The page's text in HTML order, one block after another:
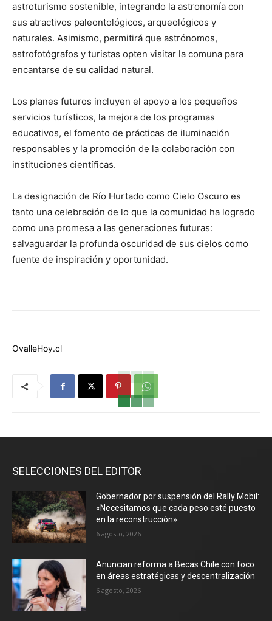
astroturismo sostenible, integrando la astronomía con
sus atractivos paleontológicos, arqueológicos y
naturales. Asimismo, permitirá que astrónomos,
astrofotógrafos y turistas opten visitar la comuna para
encantarse de su calidad natural.
Los planes futuros incluyen el apoyo a los pequeños
servicios turísticos, la mejora de los programas
educativos, el fomento de prácticas de iluminación
responsables y la promoción de la colaboración con
instituciones científicas.
La designación de Río Hurtado como Cielo Oscuro es
tanto una celebración de lo que la comunidad ha logrado
como una promesa a las generaciones futuras:
salvaguardar la profunda oscuridad de sus cielos como
fuente de inspiración y oportunidad.
OvalleHoy.cl
SELECCIONES DEL EDITOR
Gobernador por suspensión del Rally Mobil:
«Necesitamos que cada peso esté puesto
en la reconstrucción»
6 agosto, 2026
Anuncian reforma a Becas Chile con foco
en áreas estratégicas y descentralización
6 agosto, 2026